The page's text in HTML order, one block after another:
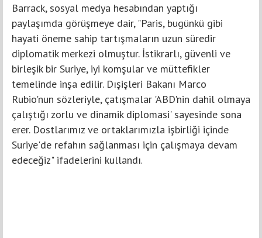
Barrack, sosyal medya hesabından yaptığı
paylaşımda görüşmeye dair, "Paris, bugünkü gibi
hayati öneme sahip tartışmaların uzun süredir
diplomatik merkezi olmuştur. İstikrarlı, güvenli ve
birleşik bir Suriye, iyi komşular ve müttefikler
temelinde inşa edilir. Dışişleri Bakanı Marco
Rubio'nun sözleriyle, çatışmalar 'ABD'nin dahil olmaya
çalıştığı zorlu ve dinamik diplomasi' sayesinde sona
erer. Dostlarımız ve ortaklarımızla işbirliği içinde
Suriye'de refahın sağlanması için çalışmaya devam
edeceğiz" ifadelerini kullandı.